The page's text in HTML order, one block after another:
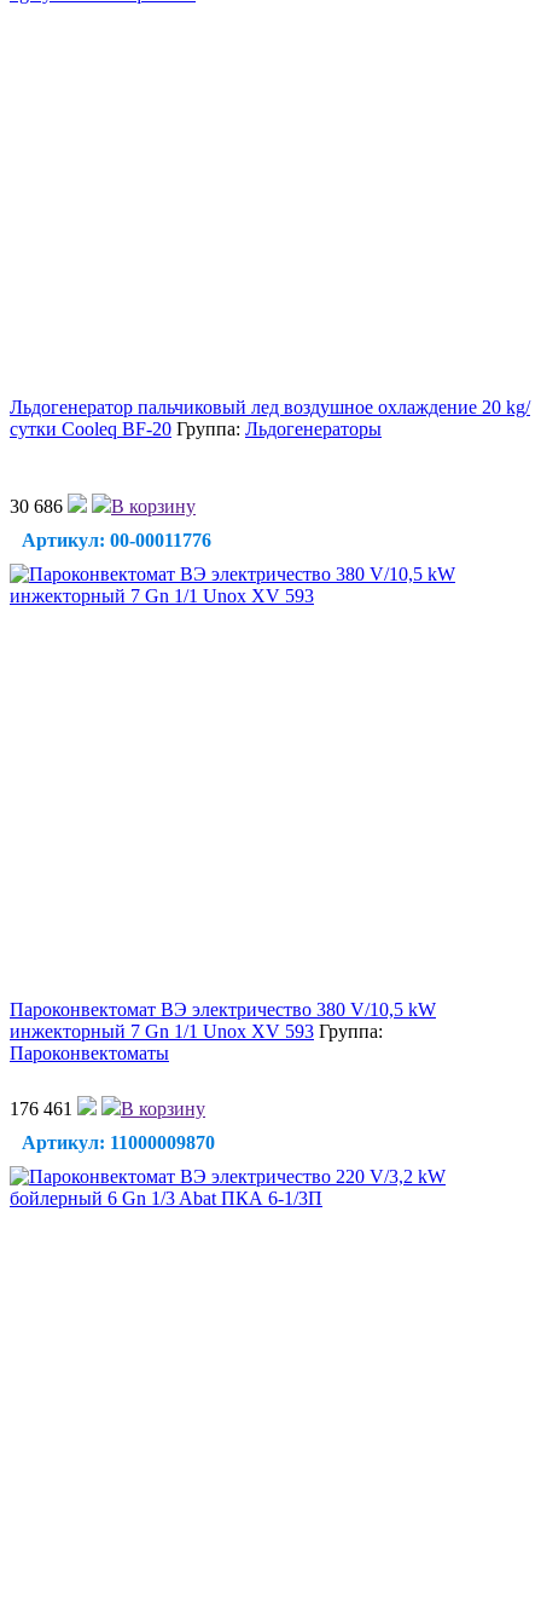
Льдогенератор пальчиковый лед воздушное охлаждение 20 kg/
сутки Cooleq BF-20 Группа: Льдогенераторы
30 686
В корзину
Артикул: 00-00011776
Пароконвектомат ВЭ электричество 380 V/10,5 kW
инжекторный 7 Gn 1/1 Unox XV 593 Группа:
Пароконвектоматы
176 461
В корзину
Артикул: 11000009870